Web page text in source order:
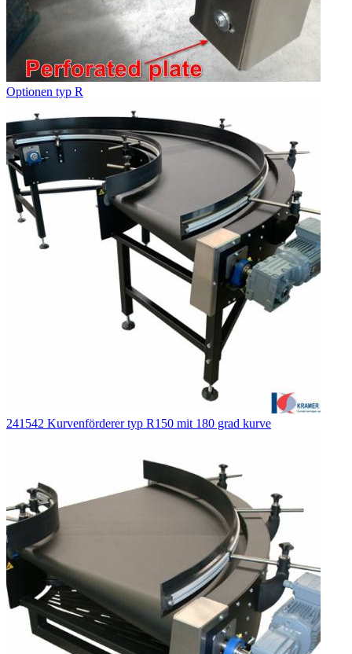
Optionen typ R
241542 Kurvenförderer typ R150 mit 180 grad kurve